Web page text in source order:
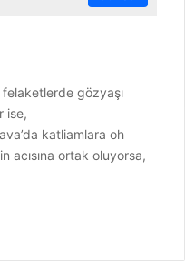
felaketlerde gözyaşı
ise,
katliamlara oh
acısına ortak oluyorsa,